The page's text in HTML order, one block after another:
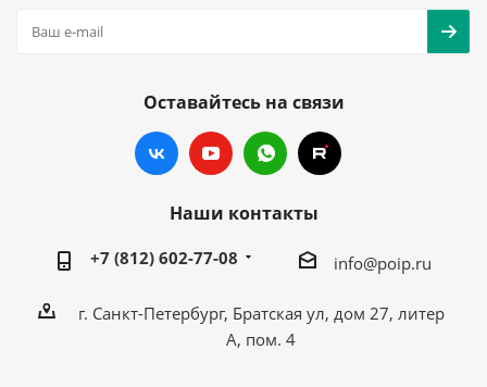
Оставайтесь на связи
Наши контакты
+7 (812) 602-77-08 info@poip.ru
г. Санкт-Петербург, Братская ул, дом 27, литер
А, пом. 4